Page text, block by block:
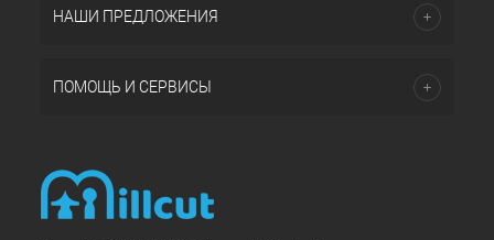
НАШИ ПРЕДЛОЖЕНИЯ
ПОМОЩЬ И СЕРВИСЫ